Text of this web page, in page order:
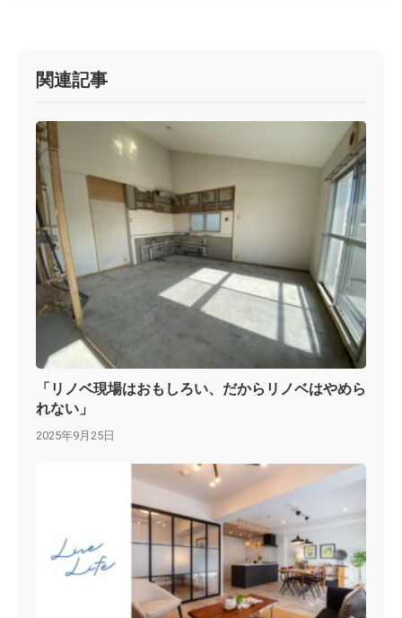
関連記事
「リノベ現場はおもしろい、だからリノベはやめら
れない」
2025年9月25日